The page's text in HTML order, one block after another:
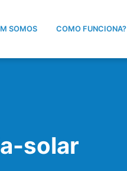
SOMOS COMO FUNCIONA?
solar